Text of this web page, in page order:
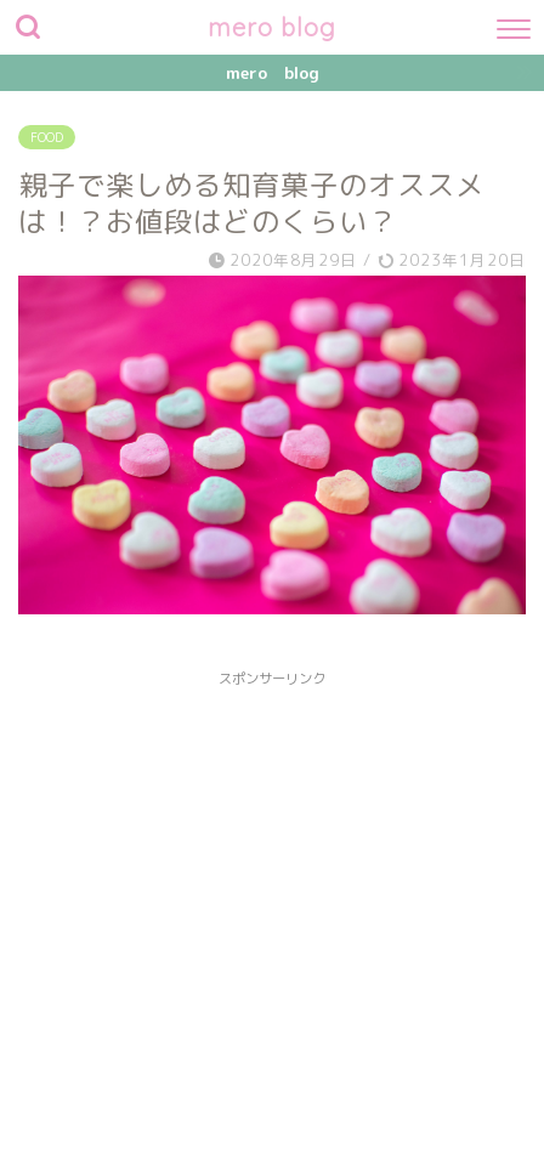
mero blog
mero blog
FOOD
親子で楽しめる知育菓子のオススメ
は！？お値段はどのくらい？
2020年8月29日 / 2023年1月20日
スポンサーリンク